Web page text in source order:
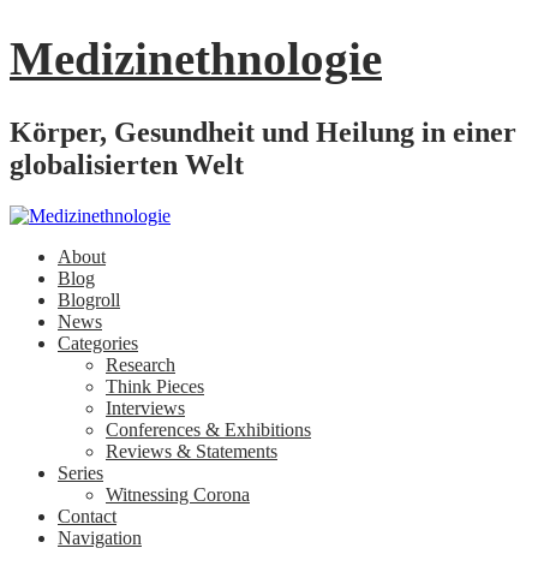
Medizinethnologie
Körper, Gesundheit und Heilung in einer
globalisierten Welt
About
Blog
Blogroll
News
Categories
Research
Think Pieces
Interviews
Conferences & Exhibitions
Reviews & Statements
Series
Witnessing Corona
Contact
Navigation